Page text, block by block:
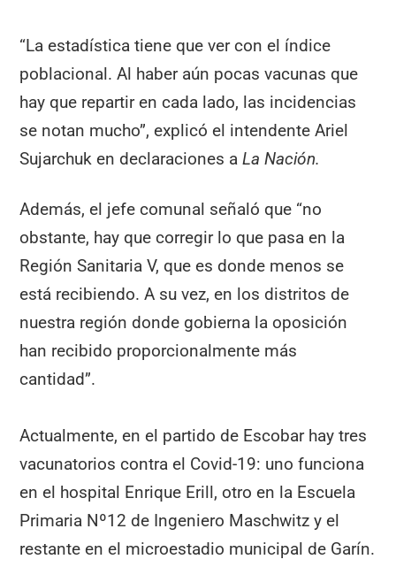
“La estadística tiene que ver con el índice
poblacional. Al haber aún pocas vacunas que
hay que repartir en cada lado, las incidencias
se notan mucho”, explicó el intendente Ariel
Sujarchuk en declaraciones aLa Nación.
Además, el jefe comunal señaló que “no
obstante, hay que corregir lo que pasa en la
Región Sanitaria V, que es donde menos se
está recibiendo. A su vez, en los distritos de
nuestra región donde gobierna la oposición
han recibido proporcionalmente más
cantidad”.
Actualmente, en el partido de Escobar hay tres
vacunatorios contra el Covid-19: uno funciona
en el hospital Enrique Erill, otro en la Escuela
Primaria Nº12 de Ingeniero Maschwitz y el
restante en el microestadio municipal de Garín.